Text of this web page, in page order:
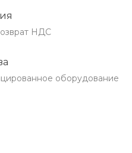
НДС
оборудование